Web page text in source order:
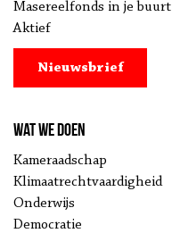
Masereelfonds in je buurt
Aktief
Nieuwsbrief
Wat we doen
Kameraadschap
Klimaatrechtvaardigheid
Onderwijs
Democratie